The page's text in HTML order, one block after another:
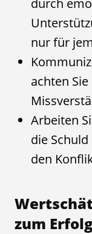
durch
nur für
achten
Arbeiten
die
den
zum